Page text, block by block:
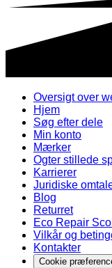
Oversigt over
Hjem
Søg efter dele
Min konto
Mærker
Ogter stillede
Karrierer
Juridiske
Blog
Returret
Eco Repair
Vilkår og
Kontakter
Cookie